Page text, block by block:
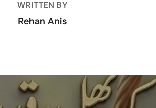
WRITTEN BY
Rehan Anis